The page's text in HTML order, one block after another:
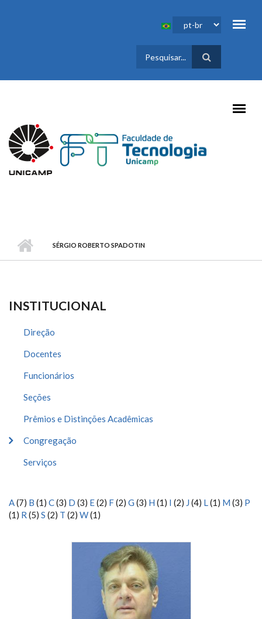
FORMULÁRIO
DE BUSCA
SÉRGIO ROBERTO SPADOTIN
INSTITUCIONAL
Direção
Docentes
Funcionários
Seções
Prêmios e Distinções Acadêmicas
Congregação
Serviços
A(7) B (1) C(3) D (3) E(2) F(2) G (3) H (1) I (2) J (4) L(1) M (3) P
(1) R (5) S (2) T (2) W(1)